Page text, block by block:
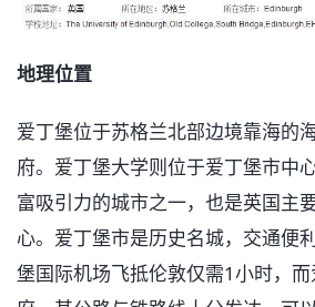
地理位置
爱丁堡位于苏格兰北部边境靠海的
府。爱丁堡大学则位于爱丁堡市中
富吸引力的城市之一，也是英国主
心。爱丁堡市是历史名城，交通便
堡国际机场飞抵伦敦仅需1小时，